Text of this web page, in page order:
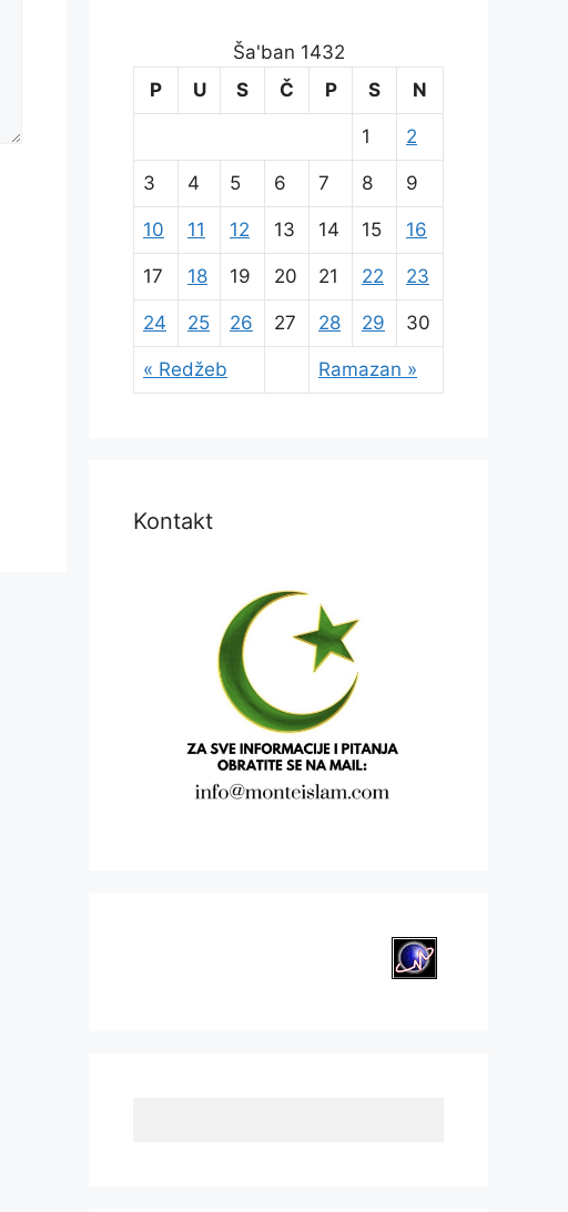
Ša'ban 1432
P
U S Č P S N
« Redžeb Ramazan »
1 2
3 4 5 6 7 8 9
10 11 12 13 14 15 16
17 18 19 20 21 22 23
24 25 26 27 28 29 30
Kontakt